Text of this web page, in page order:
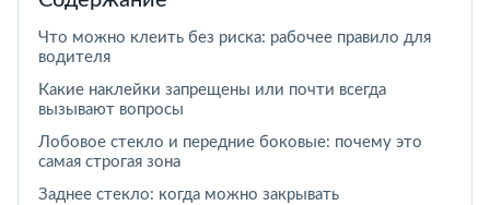
Что можно клеить без риска: рабочее правило для
водителя
Какие наклейки запрещены или почти всегда
вызывают вопросы
Лобовое стекло и передние боковые: почему это
самая строгая зона
Заднее стекло: когда можно закрывать